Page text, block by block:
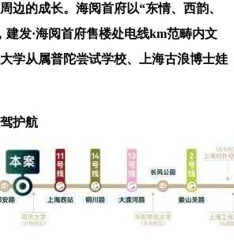
边的成长。海阅首府以“东情、西韵、
建发·海阅首府售楼处电线km范畴内文
学从属普陀尝试学校、上海古浪博士娃
护航